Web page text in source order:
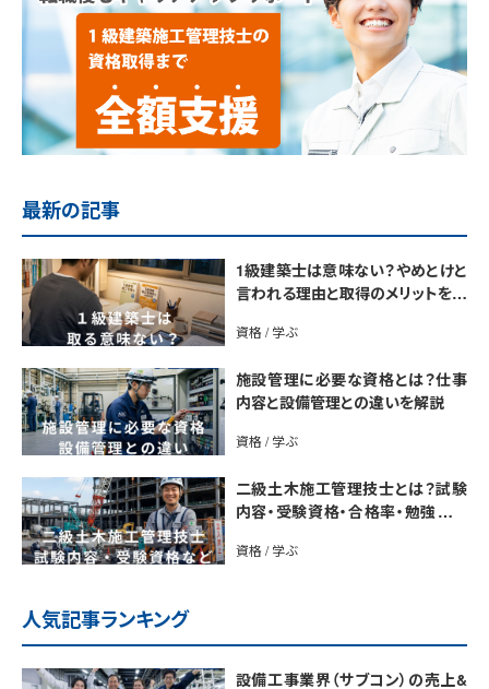
最新の記事
1級建築士は意味ない？やめとけと
言われる理由と取得のメリットを解
資格 / 学ぶ
施設管理に必要な資格とは？仕事
内容と設備管理との違いを解説
資格 / 学ぶ
二級土木施工管理技士とは？試験
内容・受験資格・合格率・勉強法を
資格 / 学ぶ
人気記事ランキング
設備工事業界（サブコン）の売上&